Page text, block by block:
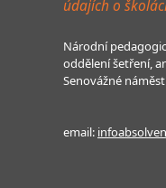
údajích o
Národní
oddělení šetření,
Senovážné
email: